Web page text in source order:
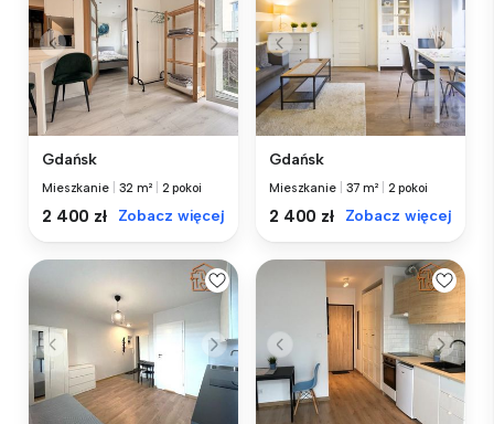
Gdańsk
Mieszkanie 32 m² 2 pokoi
2 400 zł Zobacz więcej
Gdańsk
Mieszkanie 37 m² 2 pokoi
2 400 zł Zobacz więcej